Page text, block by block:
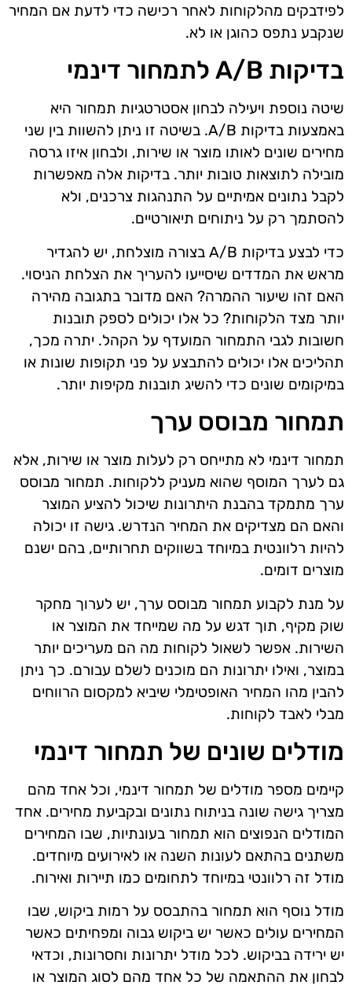
לפידבקים מהלקוחות לאחר רכישה כדי לדעת אם המחיר
שנקבע נתפס כהוגן או לא.
בדיקות A/B לתמחור דינמי
שיטה נוספת ויעילה לבחון אסטרטגיות תמחור היא
באמצעות בדיקות A/B. בשיטה זו ניתן להשוות בין שני
מחירים שונים לאותו מוצר או שירות, ולבחון איזו גרסה
מובילה לתוצאות טובות יותר. בדיקות אלה מאפשרות
לקבל נתונים אמיתיים על התנהגות צרכנים, ולא
להסתמך רק על ניתוחים תיאורטיים.
כדי לבצע בדיקות A/B בצורה מוצלחת, יש להגדיר
מראש את המדדים שיסייעו להעריך את הצלחת הניסוי.
האם זהו שיעור ההמרה? האם מדובר בתגובה מהירה
יותר מצד הלקוחות? כל אלו יכולים לספק תובנות
חשובות לגבי התמחור המועדף על הקהל. יתרה מכך,
תהליכים אלו יכולים להתבצע על פני תקופות שונות או
במיקומים שונים כדי להשיג תובנות מקיפות יותר.
תמחור מבוסס ערך
תמחור דינמי לא מתייחס רק לעלות מוצר או שירות, אלא
גם לערך המוסף שהוא מעניק ללקוחות. תמחור מבוסס
ערך מתמקד בהבנת היתרונות שיכול להציע המוצר
והאם הם מצדיקים את המחיר הנדרש. גישה זו יכולה
להיות רלוונטית במיוחד בשווקים תחרותיים, בהם ישנם
מוצרים דומים.
על מנת לקבוע תמחור מבוסס ערך, יש לערוך מחקר
שוק מקיף, תוך דגש על מה שמייחד את המוצר או
השירות. אפשר לשאול לקוחות מה הם מעריכים יותר
במוצר, ואילו יתרונות הם מוכנים לשלם עבורם. כך ניתן
להבין מהו המחיר האופטימלי שיביא למקסום הרווחים
מבלי לאבד לקוחות.
מודלים שונים של תמחור דינמי
קיימים מספר מודלים של תמחור דינמי, וכל אחד מהם
מצריך גישה שונה בניתוח נתונים ובקביעת מחירים. אחד
המודלים הנפוצים הוא תמחור בעונתיות, שבו המחירים
משתנים בהתאם לעונות השנה או לאירועים מיוחדים.
מודל זה רלוונטי במיוחד לתחומים כמו תיירות ואירוח.
מודל נוסף הוא תמחור בהתבסס על רמות ביקוש, שבו
המחירים עולים כאשר יש ביקוש גבוה ומפחיתים כאשר
יש ירידה בביקוש. לכל מודל יתרונות וחסרונות, וכדאי
לבחון את ההתאמה של כל אחד מהם לסוג המוצר או